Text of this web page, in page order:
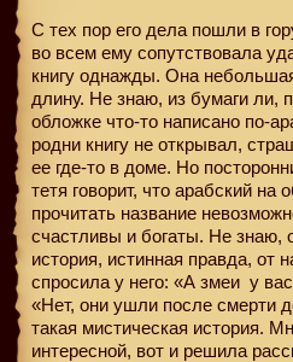
С тех пор его дела пошли в
во всем ему сопутствовала
книгу однажды. Она
длину. Не знаю, из бумаги ли,
обложке что-то написано по-
родни книгу не открывал,
ее где-то в доме. Но
тетя говорит, что арабский на
прочитать название
счастливы и богаты. Не знаю,
история, истинная правда, от
спросила у него: «А змеи у
«Нет, они ушли после смерти
такая мистическая история.
интересной, вот и решила